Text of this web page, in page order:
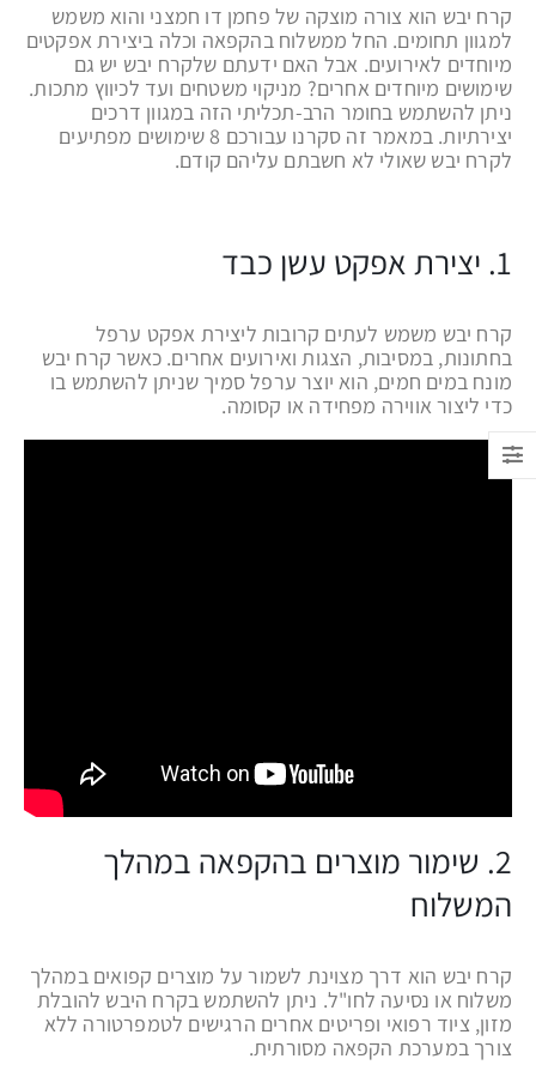
קרח יבש הוא צורה מוצקה של פחמן דו חמצני והוא משמש
למגוון תחומים. החל ממשלוח בהקפאה וכלה ביצירת אפקטים
מיוחדים לאירועים. אבל האם ידעתם שלקרח יבש יש גם
שימושים מיוחדים אחרים? מניקוי משטחים ועד לכיווץ מתכות.
ניתן להשתמש בחומר הרב-תכליתי הזה במגוון דרכים
יצירתיות. במאמר זה סקרנו עבורכם 8 שימושים מפתיעים
לקרח יבש שאולי לא חשבתם עליהם קודם.
1. יצירת אפקט עשן כבד
קרח יבש משמש לעתים קרובות ליצירת אפקט ערפל
בחתונות, במסיבות, הצגות ואירועים אחרים. כאשר קרח יבש
מונח במים חמים, הוא יוצר ערפל סמיך שניתן להשתמש בו
כדי ליצור אווירה מפחידה או קסומה.
2. שימור מוצרים בהקפאה במהלך
המשלוח
קרח יבש הוא דרך מצוינת לשמור על מוצרים קפואים במהלך
משלוח או נסיעה לחו"ל. ניתן להשתמש בקרח היבש להובלת
מזון, ציוד רפואי ופריטים אחרים הרגישים לטמפרטורה ללא
צורך במערכת הקפאה מסורתית.